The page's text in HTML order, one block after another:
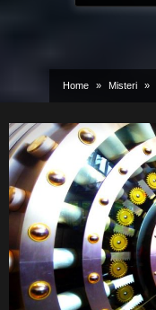
per:
Home Misteri